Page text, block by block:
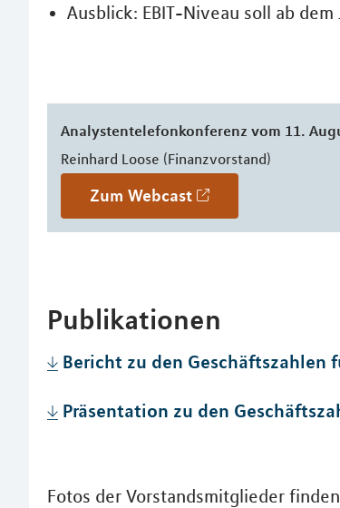
Ausblick: EBIT-Niveau soll ab
Analystentelefonkonferenz vom 11.
Reinhard Loose (Finanzvorstand)
Zum Webcast
Publikationen
Bericht zu den Geschäftszahlen
Präsentation zu den
Fotos der Vorstandsmitglieder